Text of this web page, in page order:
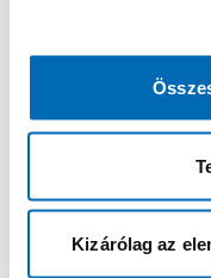
Kizárólag az